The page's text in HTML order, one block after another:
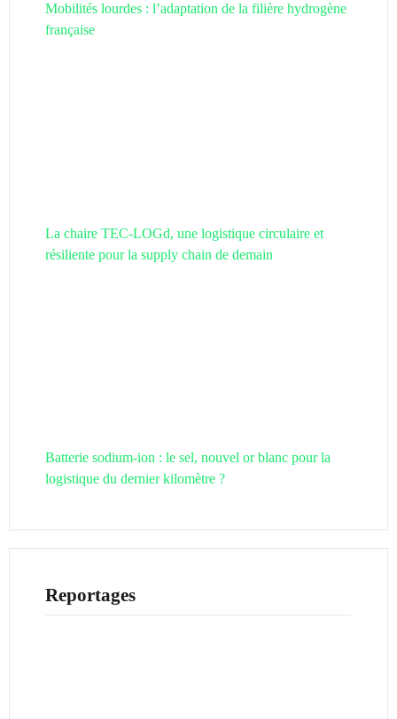
Mobilités lourdes : l’adaptation de la filière hydrogène
française
La chaire TEC-LOGd, une logistique circulaire et
résiliente pour la supply chain de demain
Batterie sodium-ion : le sel, nouvel or blanc pour la
logistique du dernier kilomètre ?
Reportages